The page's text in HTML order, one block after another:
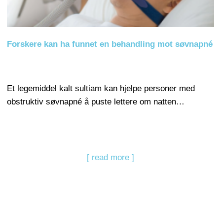
Forskere kan ha funnet en behandling mot søvnapné
Et legemiddel kalt sultiam kan hjelpe personer med
obstruktiv søvnapné å puste lettere om natten…
[ read more ]